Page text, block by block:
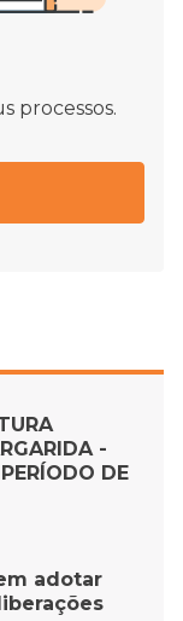
processos.
-
DE
adotar